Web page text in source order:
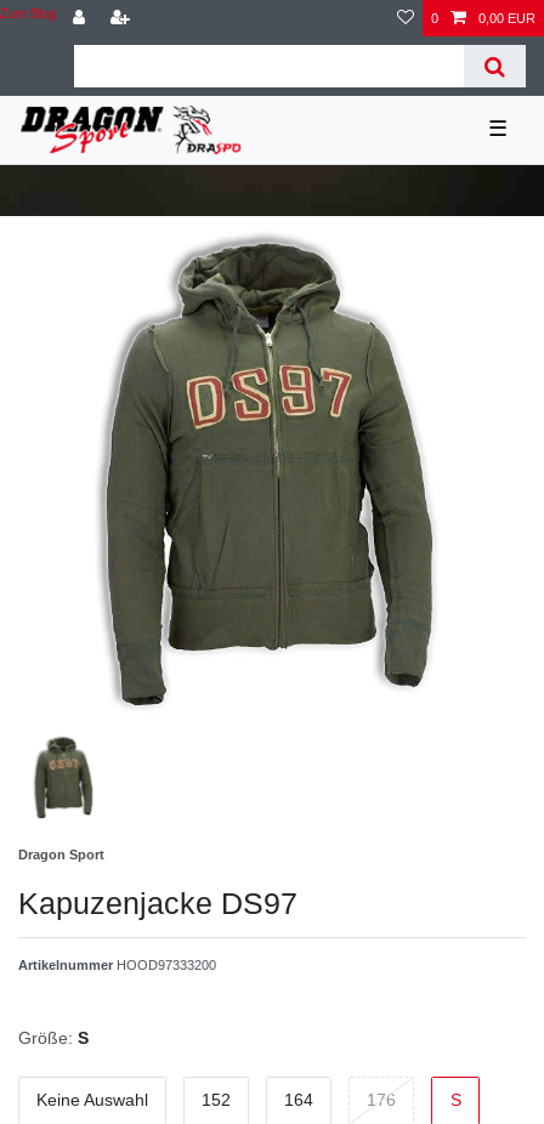
Zum Blog 0 0,00 EUR
☰
Dragon Sport
Kapuzenjacke DS97
Artikelnummer HOOD97333200
Größe: S
Keine Auswahl 152 164 176 S